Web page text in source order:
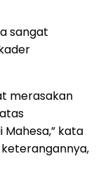
sangat
merasakan
kata